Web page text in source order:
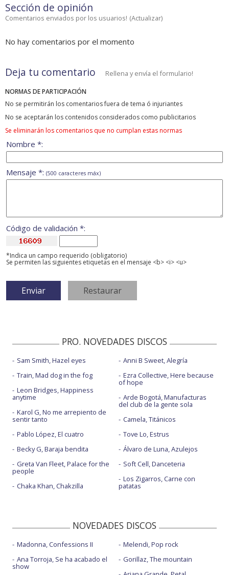
Sección de opinión
Comentarios enviados por los usuarios! (Actualizar)
No hay comentarios por el momento
Deja tu comentario Rellena y envía el formulario!
NORMAS DE PARTICIPACIÓN
No se permitirán los comentarios fuera de tema ó injuriantes
No se aceptarán los contenidos considerados como publicitarios
Se eliminarán los comentarios que no cumplan estas normas
Nombre *:
Mensaje *: (500 caracteres máx)
Código de validación *:
*Indica un campo requerido (obligatorio)
Se permiten las siguientes etiquetas en el mensaje <b> <i> <u>
PRO. NOVEDADES DISCOS
Sam Smith, Hazel eyes
Train, Mad dog in the fog
Leon Bridges, Happiness
anytime
Karol G, No me arrepiento de
sentir tanto
Pablo López, El cuatro
Becky G, Baraja bendita
Greta Van Fleet, Palace for the
people
Chaka Khan, Chakzilla
Anni B Sweet, Alegría
Ezra Collective, Here because
of hope
Arde Bogotá, Manufacturas
del club de la gente sola
Camela, Titánicos
Tove Lo, Estrus
Álvaro de Luna, Azulejos
Soft Cell, Danceteria
Los Zigarros, Carne con
patatas
NOVEDADES DISCOS
Madonna, Confessions II
Ana Torroja, Se ha acabado el
show
Melendi, Pop rock
Gorillaz, The mountain